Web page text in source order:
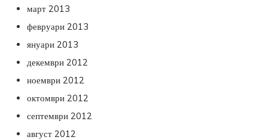
март 2013
февруари 2013
януари 2013
декември 2012
ноември 2012
октомври 2012
септември 2012
август 2012